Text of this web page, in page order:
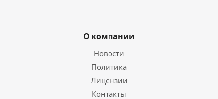
О компании
Новости
Политика
Лицензии
Контакты